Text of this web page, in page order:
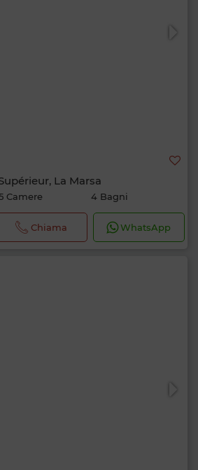
La Marsa
Camere 4 Bagni
Chiama WhatsApp